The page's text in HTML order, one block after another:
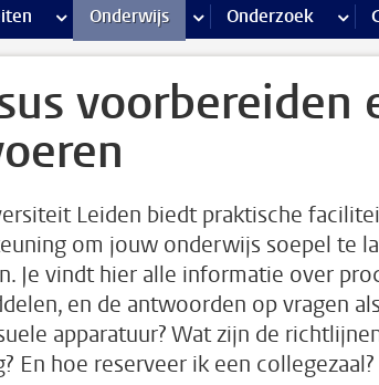
meer Faciliteiten pagina’s
Onderwijs meer Onderwijs pagina’s
Onderzoek
voorbereiden
Leiden biedt praktische
om jouw onderwijs soepel te
Je vindt hier alle informatie over
en de antwoorden op vragen
apparatuur? Wat zijn de
En hoe reserveer ik een collegezaal?